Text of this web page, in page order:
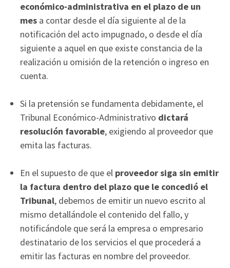
económico-administrativa en el plazo de un
mes a contar desde el día siguiente al de la
notificación del acto impugnado, o desde el día
siguiente a aquel en que existe constancia de la
realización u omisión de la retención o ingreso en
cuenta.
Si la pretensión se fundamenta debidamente, el
Tribunal Económico-Administrativo dictará
resolución favorable, exigiendo al proveedor que
emita las facturas.
En el supuesto de que el proveedor siga sin emitir
la factura dentro del plazo que le concedió el
Tribunal, debemos de emitir un nuevo escrito al
mismo detallándole el contenido del fallo, y
notificándole que será la empresa o empresario
destinatario de los servicios el que procederá a
emitir las facturas en nombre del proveedor.